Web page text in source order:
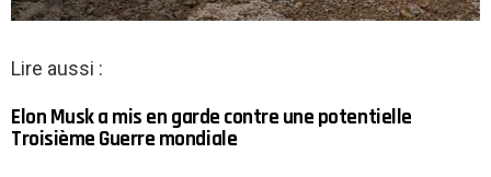
Lire aussi :
Elon Musk a mis en garde contre une potentielle
Troisième Guerre mondiale